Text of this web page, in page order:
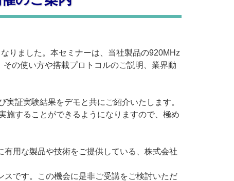
りました。本セミナーは、当社製品の920MHz
の使い方や搭載プロトコルのご説明、業界動
証実験結果をデモと共にご紹介いたします。
施することができるようになりますので、極め
用な製品や技術をご提供している、株式会社
です。この機会に是非ご受講をご検討いただ